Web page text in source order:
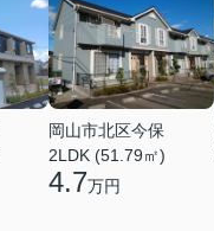
岡山市北区今保
2LDK (51.79㎡)
4.7万円